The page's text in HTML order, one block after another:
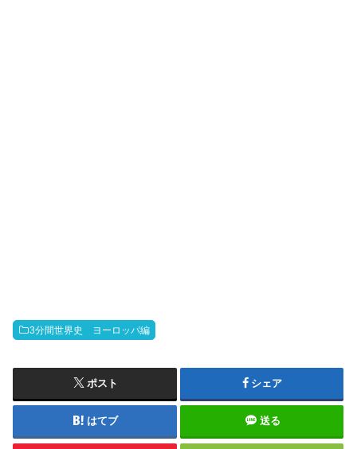
3分間世界史 ヨーロッパ編
ポスト シェア
はてブ 送る